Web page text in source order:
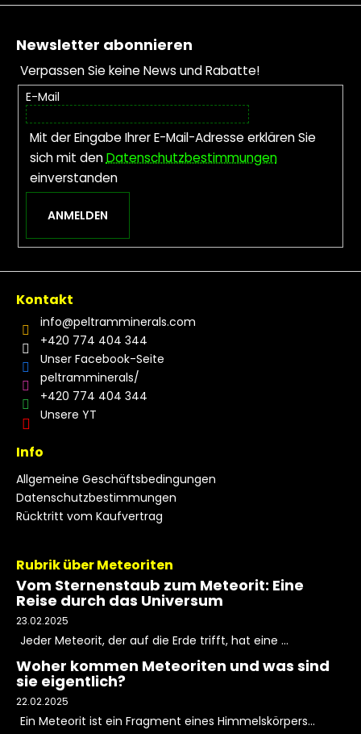
Fußzeile
Newsletter abonnieren
Verpassen Sie keine News und Rabatte!
E-Mail
Mit der Eingabe Ihrer E-Mail-Adresse erklären Sie
sich mit denDatenschutzbestimmungen
einverstanden
ANMELDEN
Kontakt
info@peltramminerals.com
+420 774 404 344
Unser Facebook-Seite
peltramminerals/
+420 774 404 344
Unsere YT
Info
Allgemeine Geschäftsbedingungen
Datenschutzbestimmungen
Rücktritt vom Kaufvertrag
Rubrik über Meteoriten
Vom Sternenstaub zum Meteorit: Eine
Reise durch das Universum
23.02.2025
Jeder Meteorit, der auf die Erde trifft, hat eine ...
Woher kommen Meteoriten und was sind
sie eigentlich?
22.02.2025
Ein Meteorit ist ein Fragment eines Himmelskörpers...